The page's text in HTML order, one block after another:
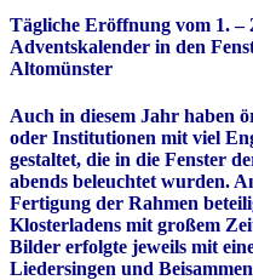
Tägliche Eröffnung vom 1. –
Adventskalender in den
Altomünster
Auch in diesem Jahr haben
oder Institutionen mit viel
gestaltet, die in die Fenster
abends beleuchtet wurden.
Fertigung der Rahmen
Klosterladens mit großem
Bilder erfolgte jeweils mit
Liedersingen und